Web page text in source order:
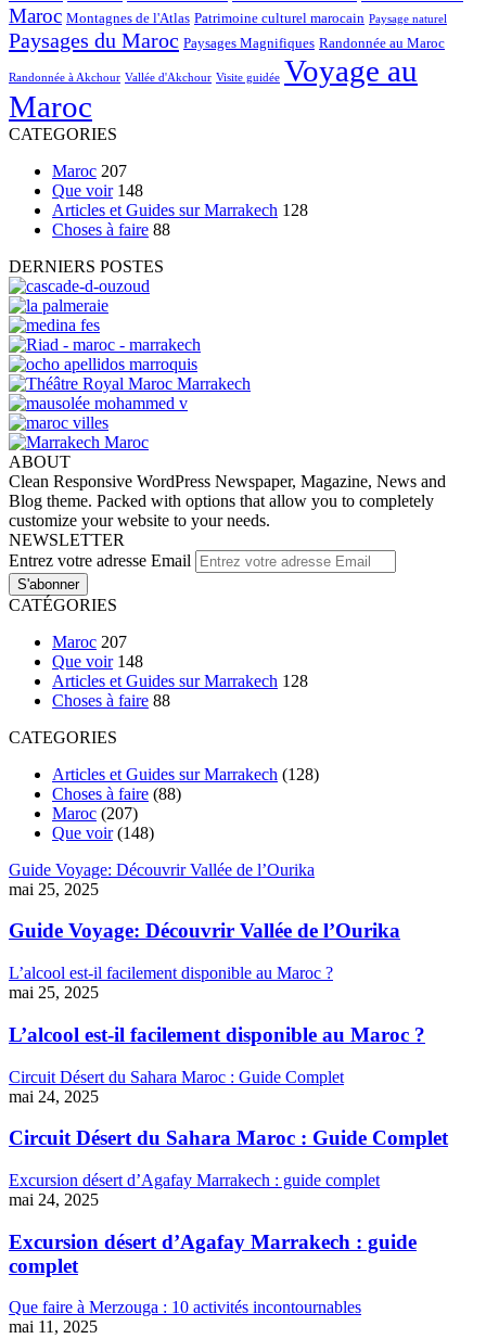
Maroc Montagnes de l'Atlas Patrimoine culturel marocain Paysage naturel
Paysages du Maroc Paysages Magnifiques Randonnée au Maroc
Randonnée à Akchour Vallée d'Akchour Visite guidée Voyage au
Maroc
CATEGORIES
Maroc 207
Que voir 148
Articles et Guides sur Marrakech 128
Choses à faire 88
DERNIERS POSTES
ABOUT
Clean Responsive WordPress Newspaper, Magazine, News and
Blog theme. Packed with options that allow you to completely
customize your website to your needs.
NEWSLETTER
Entrez votre adresse Email
CATÉGORIES
Maroc 207
Que voir 148
Articles et Guides sur Marrakech 128
Choses à faire 88
CATEGORIES
Articles et Guides sur Marrakech (128)
Choses à faire (88)
Maroc (207)
Que voir(148)
Guide Voyage: Découvrir Vallée de l’Ourika
mai 25, 2025
Guide Voyage: Découvrir Vallée de l’Ourika
L’alcool est-il facilement disponible au Maroc ?
mai 25, 2025
L’alcool est-il facilement disponible au Maroc ?
Circuit Désert du Sahara Maroc : Guide Complet
mai 24, 2025
Circuit Désert du Sahara Maroc : Guide Complet
Excursion désert d’Agafay Marrakech : guide complet
mai 24, 2025
Excursion désert d’Agafay Marrakech : guide
complet
Que faire à Merzouga : 10 activités incontournables
mai 11, 2025